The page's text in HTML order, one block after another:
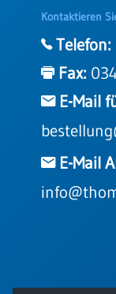
Kontaktieren
Telefon:
Fax:
E-Mail
E-Mail